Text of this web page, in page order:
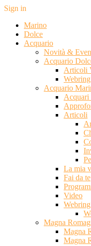
Sign in
Marino
Dolce
Acquario
Novità &
Acquario
Articoli
Acquario
Acquari
Articoli
La mia
Fai da te
Video
Magna
Magna
Magna